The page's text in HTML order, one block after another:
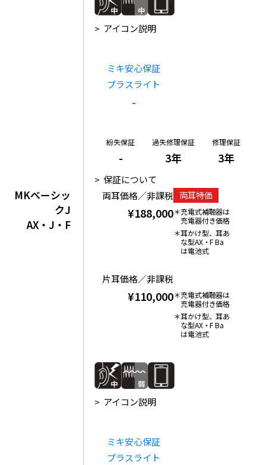
アイコン説明
ミキ安心保証
プラスライト
-
紛失保証
-
過失修理保証
3年
修理保証
3年
保証について
MKベーシッ
クJ
AX・J・F
両耳価格／非課税 両耳特価
¥188,000
充電式補聴器は
充電器付き価格
耳かけ型、耳あ
な型AX・F Ba
は電池式
片耳価格／非課税
¥110,000
充電式補聴器は
充電器付き価格
耳かけ型、耳あ
な型AX・F Ba
は電池式
アイコン説明
ミキ安心保証
プラスライト